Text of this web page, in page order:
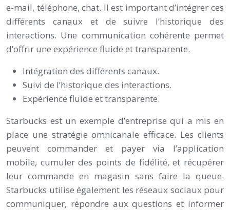
e-mail, téléphone, chat. Il est important d’intégrer ces
différents canaux et de suivre l’historique des
interactions. Une communication cohérente permet
d’offrir une expérience fluide et transparente.
Intégration des différents canaux.
Suivi de l’historique des interactions.
Expérience fluide et transparente.
Starbucks est un exemple d’entreprise qui a mis en
place une stratégie omnicanale efficace. Les clients
peuvent commander et payer via l’application
mobile, cumuler des points de fidélité, et récupérer
leur commande en magasin sans faire la queue.
Starbucks utilise également les réseaux sociaux pour
communiquer, répondre aux questions et informer